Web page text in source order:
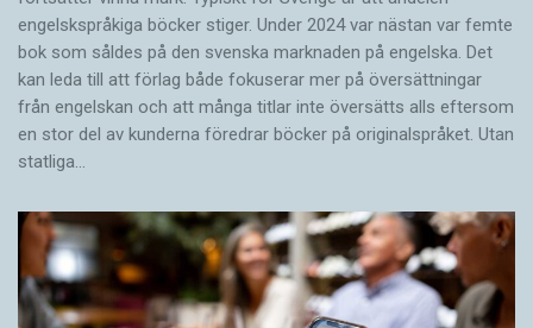
engelskspråkiga böcker stiger. Under 2024 var nästan var femte
bok som såldes på den svenska marknaden på engelska. Det
kan leda till att förlag både fokuserar mer på översättningar
från engelskan och att många titlar inte översätts alls eftersom
en stor del av kunderna föredrar böcker på originalspråket. Utan
statliga…